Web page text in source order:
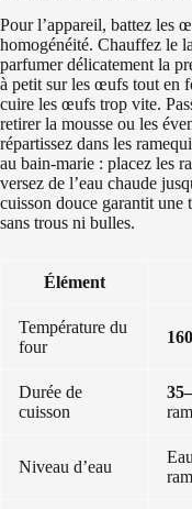
Pour l’appareil, battez les
homogénéité. Chauffez le
parfumer délicatement la
à petit sur les œufs tout en
cuire les œufs trop vite.
retirer la mousse ou les
répartissez dans les
au bain‑marie : placez les
versez de l’eau chaude
cuisson douce garantit une
sans trous ni bulles.
Élément
Température du
four
Durée de
cuisson
Niveau d’eau